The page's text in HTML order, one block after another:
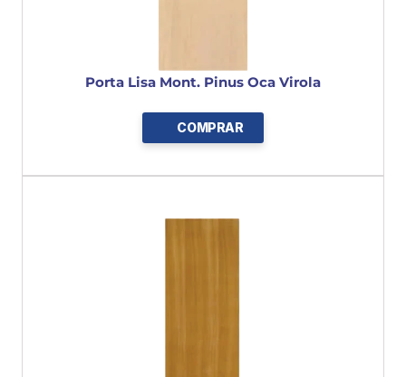
Porta Lisa Mont. Pinus Oca Virola
COMPRAR